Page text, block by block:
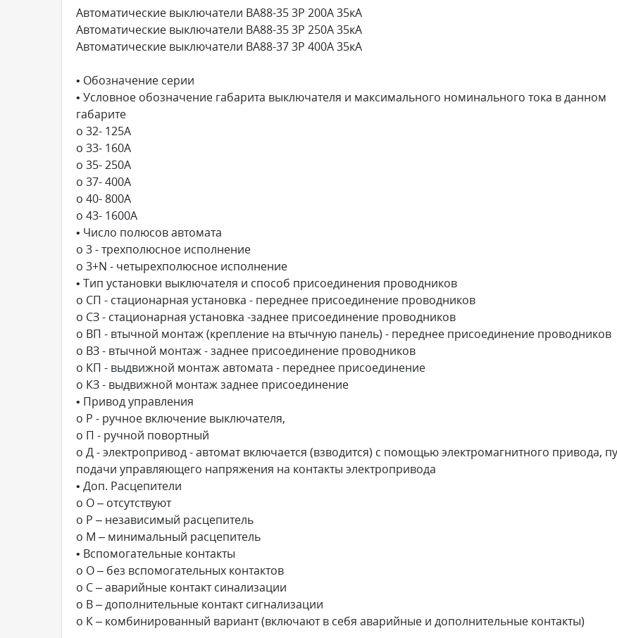
Автоматические выключатели ВА88-35 3Р 200А 35кА
Автоматические выключатели ВА88-35 3Р 250А 35кА
Автоматические выключатели ВА88-37 3Р 400А 35кА
• Обозначение серии
• Условное обозначение габарита выключателя и максимального номинального тока в данном
габарите
o 32- 125А
o 33- 160А
o 35- 250А
o 37- 400А
o 40- 800А
o 43- 1600А
• Число полюсов автомата
o 3 - трехполюсное исполнение
o 3+N - четырехполюсное исполнение
• Тип установки выключателя и способ присоединения проводников
o СП - стационарная установка - переднее присоединение проводников
o СЗ - стационарная установка -заднее присоединение проводников
o ВП - втычной монтаж (крепление на втычную панель) - переднее присоединение проводников
o ВЗ - втычной монтаж - заднее присоединение проводников
o КП - выдвижной монтаж автомата - переднее присоединение
o КЗ - выдвижной монтаж заднее присоединение
• Привод управления
o Р - ручное включение выключателя,
o П - ручной повортный
o Д - электропривод - автомат включается (взводится) с помощью электромагнитного привода,
подачи управляющего напряжения на контакты электропривода
• Доп. Расцепители
o О – отсутствуют
o Р – независимый расцепитель
o М – минимальный расцепитель
• Вспомогательные контакты
o О – без вспомогательных контактов
o С – аварийные контакт синализации
o В – дополнительные контакт сигнализации
o К – комбинированный вариант (включают в себя аварийные и дополнительные контакты)